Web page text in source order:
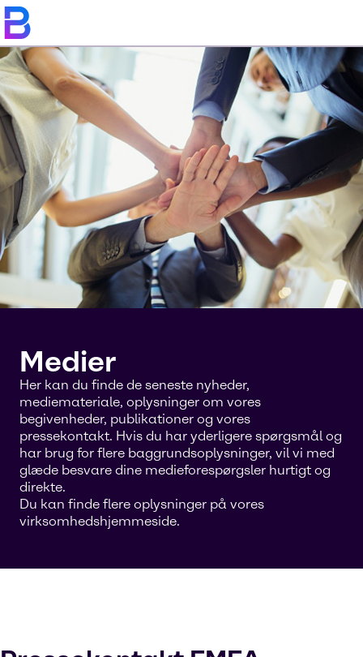
Medier
Her kan du finde de seneste nyheder,
mediemateriale, oplysninger om vores
begivenheder, publikationer og vores
pressekontakt. Hvis du har yderligere spørgsmål og
har brug for flere baggrundsoplysninger, vil vi med
glæde besvare dine medieforespørgsler hurtigt og
direkte.
Du kan finde flere oplysninger på vores
virksomhedshjemmeside.